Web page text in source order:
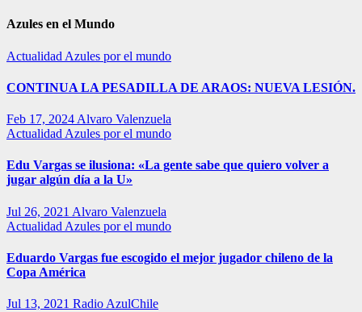
Azules en el Mundo
Actualidad Azules por el mundo
CONTINUA LA PESADILLA DE ARAOS: NUEVA LESIÓN.
Feb 17, 2024 Alvaro Valenzuela
Actualidad Azules por el mundo
Edu Vargas se ilusiona: «La gente sabe que quiero volver a
jugar algún día a la U»
Jul 26, 2021 Alvaro Valenzuela
Actualidad Azules por el mundo
Eduardo Vargas fue escogido el mejor jugador chileno de la
Copa América
Jul 13, 2021 Radio AzulChile